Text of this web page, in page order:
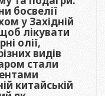
босвелії
у Західній
лікувати
олії,
видів
стали
китайській